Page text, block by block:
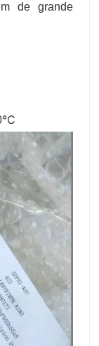
de grande